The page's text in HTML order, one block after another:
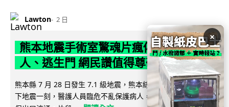
Lawton 2 日
熊本地震手術室驚魂片瘋傳 醫護保護病
人、逃生門 網民讚值得尊敬
熊本縣 7 月 28 日發生 7.1 級地震，熊本綜合醫院手術室鏡頭拍
下地震一刻，醫護人員臨危不亂保護病人，更馬上開逃生門確
×